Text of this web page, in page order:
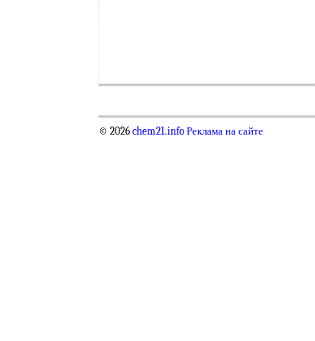
© 2026 chem21.info Реклама на сайте